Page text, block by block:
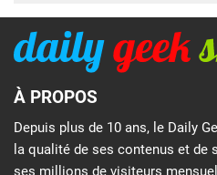
À PROPOS
Depuis plus de 10 ans, le Daily
la qualité de ses contenus et de